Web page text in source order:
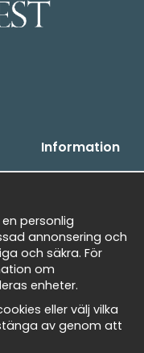
Information
Vi är Wallnest
personlig
annonsering och
och säkra. För
om
enheter.
eller välj vilka
av genom att